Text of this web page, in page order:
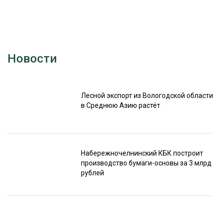
Новости
Лесной экспорт из Вологодской области
в Среднюю Азию растёт
Набережночелнинский КБК построит
производство бумаги-основы за 3 млрд
рублей